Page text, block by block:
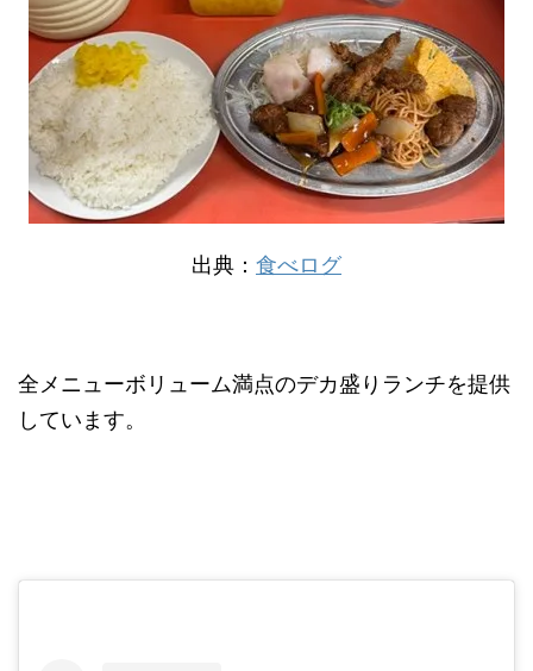
出典： 食べログ
全メニューボリューム満点のデカ盛りランチを提供
しています。